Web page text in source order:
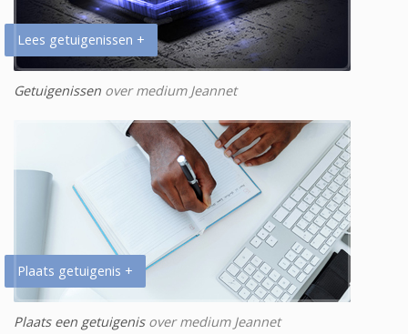
Lees getuigenissen +
Getuigenissen over medium Jeannet
Plaats getuigenis +
Plaats een getuigenisover medium Jeannet